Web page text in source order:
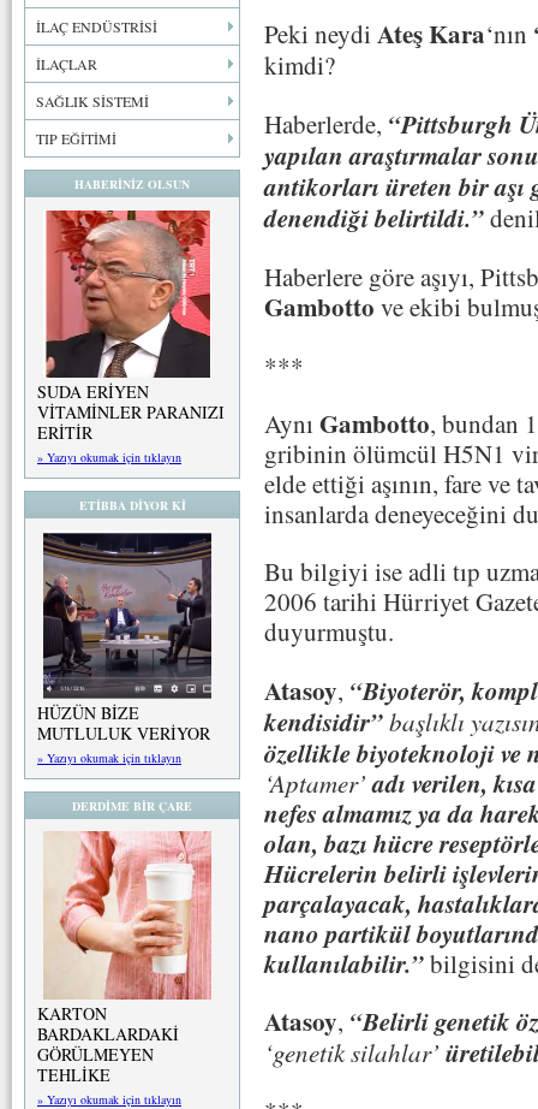
İLAÇ ENDÜSTRİSİ
İLAÇLAR
SAĞLIK SİSTEMİ
TIP EĞİTİMİ
HABERİNİZ OLSUN
SUDA ERİYEN
VİTAMİNLER PARANIZI
ERİTİR
» Yazıyı okumak için tıklayın
ETİBBA DİYOR Kİ
HÜZÜN BİZE
MUTLULUK VERİYOR
» Yazıyı okumak için tıklayın
DERDİME BİR ÇARE
KARTON
BARDAKLARDAKİ
GÖRÜLMEYEN
TEHLİKE
» Yazıyı okumak için tıklayın
Peki neydi Ateş Kara‘nın
kimdi?
Haberlerde, “Pittsburgh
yapılan araştırmalar
antikorları üreten bir aşı
denendiği belirtildi.”
Haberlere göre aşıyı,
Gambotto ve ekibi
***
Aynı Gambotto, bundan
gribinin ölümcül H5N1
elde ettiği aşının, fare ve
insanlarda deneyeceğini
Bu bilgiyi ise adli tıp
2006 tarihi Hürriyet
duyurmuştu.
Atasoy, “Biyoterör,
kendisidir”başlıklı
özellikle biyoteknoloji ve
‘Aptamer’adı verilen,
nefes almamız ya da
olan, bazı hücre
Hücrelerin belirli
parçalayacak,
nano partikül
kullanılabilir.”bilgisini
Atasoy, “Belirli genetik
‘genetik silahlar’